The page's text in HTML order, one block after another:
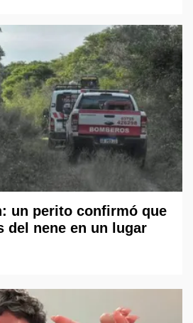
un perito confirmó que
del nene en un lugar